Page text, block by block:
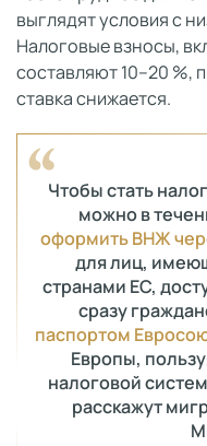
выглядят условия с
Налоговые взносы,
составляют 10–20 %,
ставка снижается.
Чтобы стать
можно в
оформить ВНЖ
для лиц,
странами ЕС,
сразу
паспортом
Европы,
налоговой
расскажут